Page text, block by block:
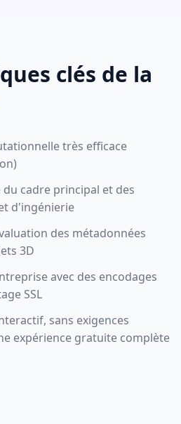
clés de la
très efficace
cadre principal et des
d'ingénierie
des métadonnées
3D
avec des encodages
SSL
sans exigences
expérience gratuite complète